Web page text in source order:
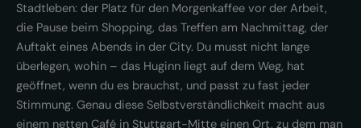
Stadtleben: der Platz für den Morgenkaffee vor der Arbeit,
die Pause beim Shopping, das Treffen am Nachmittag, der
Auftakt eines Abends in der City. Du musst nicht lange
überlegen, wohin – das Huginn liegt auf dem Weg, hat
geöffnet, wenn du es brauchst, und passt zu fast jeder
Stimmung. Genau diese Selbstverständlichkeit macht aus
einem netten Café in Stuttgart-Mitte einen Ort, zu dem man